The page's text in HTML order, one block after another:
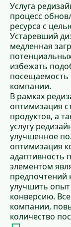
Услуга
процесс
ресурса с
Устаревший
медленная
избежать
посещаемость
компании.
В рамках
оптимизация
продуктов, а
услугу
улучшенное
оптимизация
адаптивность
элементом
предпочтений
улучшить
конверсию.
компании,
количество